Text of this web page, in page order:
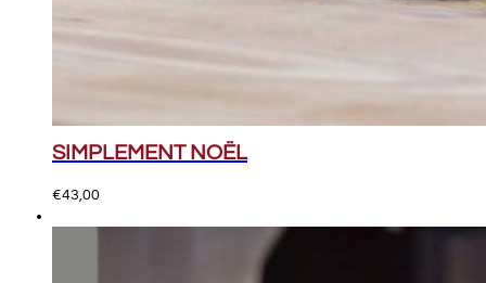
SIMPLEMENT NOËL
€43,00